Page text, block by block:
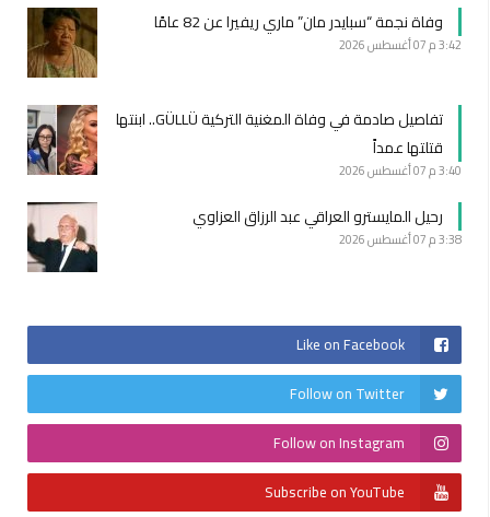
وفاة نجمة “سبايدر مان” ماري ريفيرا عن 82 عامًا
3:42 م 07 أغسطس 2026
تفاصيل صادمة في وفاة المغنية التركية GÜLLÜ.. ابنتها
قتلتها عمداً
3:40 م 07 أغسطس 2026
رحيل المايسترو العراقي عبد الرزاق العزاوي
3:38 م 07 أغسطس 2026
Like on Facebook
Follow on Twitter
Follow on Instagram
Subscribe on YouTube